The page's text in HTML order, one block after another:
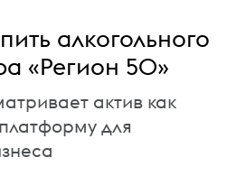
алкогольного
«Регион 50»
актив как
для